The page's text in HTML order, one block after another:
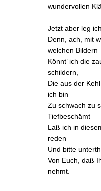
wundervollen
Jetzt aber leg
Denn, ach, mit
welchen Bildern
Könnt’ ich die
schildern,
Die aus der
ich bin
Zu schwach zu
Tiefbeschämt
Laß ich in
reden
Und bitte
Von Euch, daß
nehmt.